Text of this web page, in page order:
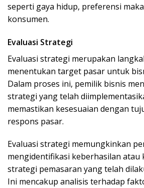
seperti gaya hidup, preferensi
konsumen.
Evaluasi Strategi
Evaluasi strategi merupakan
menentukan target pasar untuk
Dalam proses ini, pemilik bisnis
strategi yang telah
memastikan kesesuaian dengan
respons pasar.
Evaluasi strategi memungkinkan
mengidentifikasi keberhasilan atau
strategi pemasaran yang telah
Ini mencakup analisis terhadap